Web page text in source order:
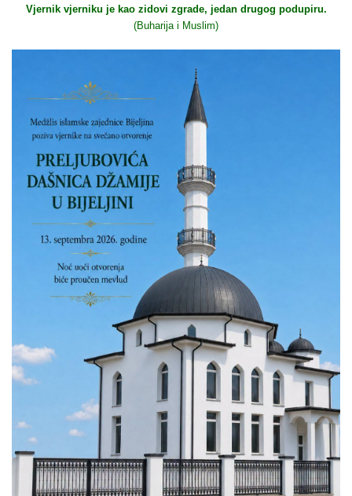
Vjernik vjerniku je kao zidovi zgrade, jedan drugog podupiru.
(Buharija i Muslim)